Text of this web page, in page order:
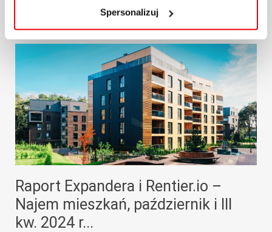
Spersonalizuj
Raport Expandera i Rentier.io –
Najem mieszkań, październik i III
kw. 2024 r...